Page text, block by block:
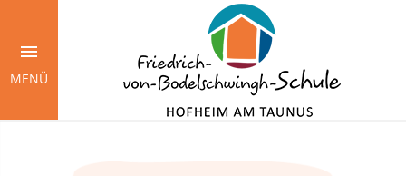
Inhalt
MENÜ